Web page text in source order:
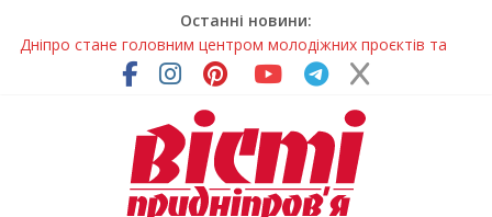
Останні новини:
Дніпро стане головним центром молодіжних проєктів та
ініціатив України
Засинання після півночі може негативно впливати на
У Тернівці працюють над посиленням водної безпеки
На Дніпропетровщині різко зросла кількість пожеж в